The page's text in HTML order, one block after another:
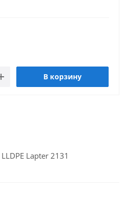
множество товаров
В корзину
Lapter 2131